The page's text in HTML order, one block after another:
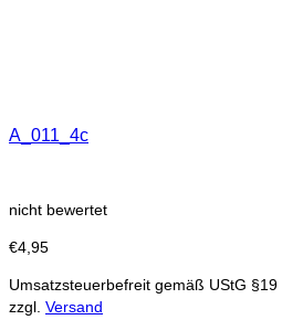
A_011_4c
nicht bewertet
€4,95
Umsatzsteuerbefreit gemäß UStG §19
zzgl. Versand